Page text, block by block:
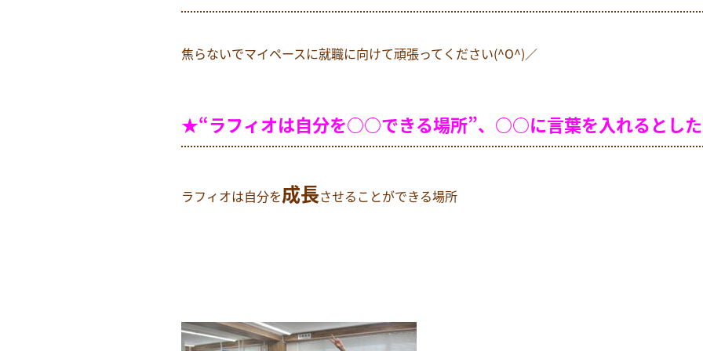
焦らないでマイペースに就職に向けて頑張ってください(^O^)／
★“ラフィオは自分を○○できる場所”、○○に言葉を入れるとし
ラフィオは自分を成長させることができる場所